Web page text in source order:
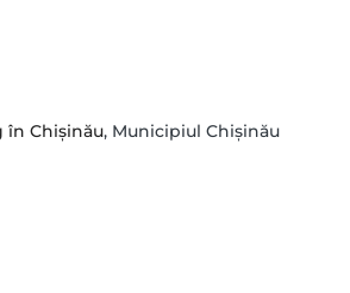
în Chișinău, Municipiul Chișinău